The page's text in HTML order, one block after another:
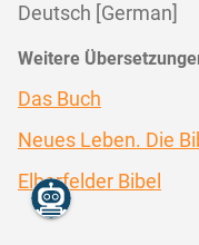
Deutsch [German]
Weitere
Das Buch
Neues Leben. Die
Elberfelder Bibel